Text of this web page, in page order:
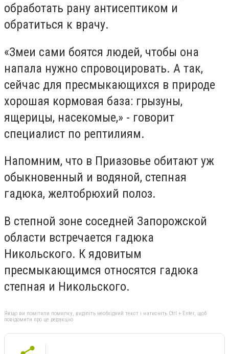
обработать рану антисептиком и
обратиться к врачу.
«Змеи сами боятся людей, чтобы она
напала нужно спровоцировать. А так,
сейчас для пресмыкающихся в природе
хорошая кормовая база: грызуны,
ящерицы, насекомые,» - говорит
специалист по рептилиям.
Напомним, что в Приазовье обитают уж
обыкновенный и водяной, степная
гадюка, желтобрюхий полоз.
В степной зоне соседней Запорожской
области встречается гадюка
Никольского. К ядовитым
пресмыкающимся относятся гадюка
степная и Никольского.
Якщо ви помітили помилку, виділіть необхідний текст і натисніть Ctrl + Enter, щоб
повідомити про це редакцію